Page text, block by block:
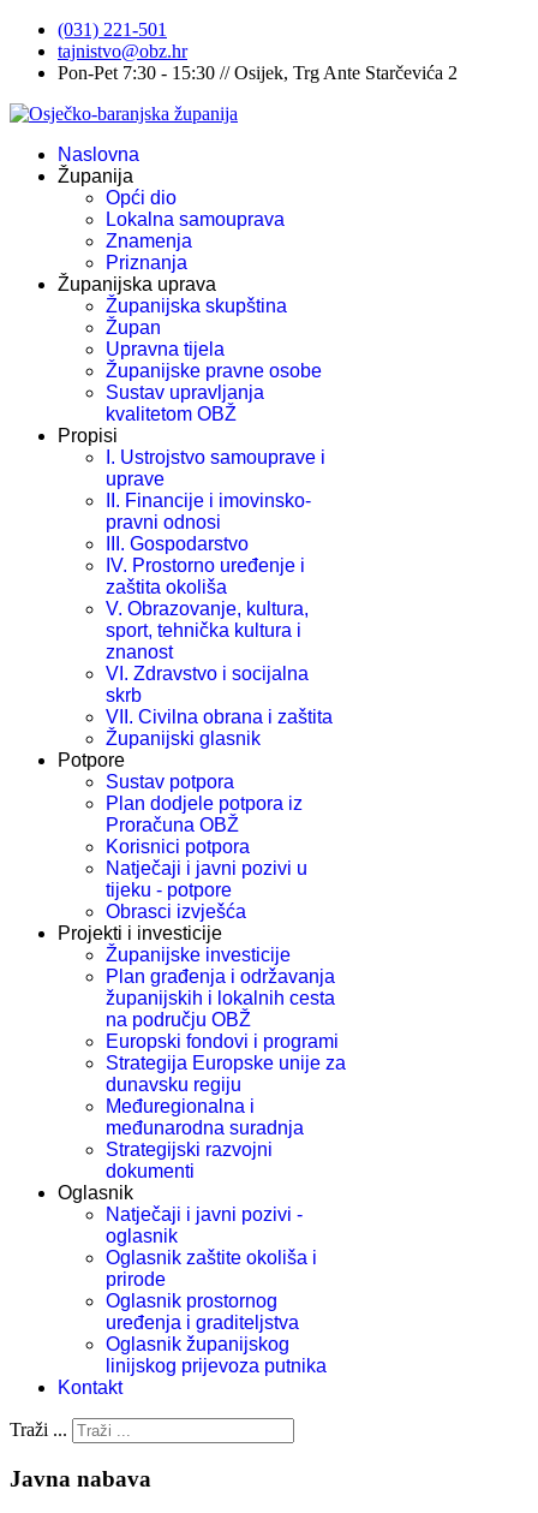
(031) 221-501
tajnistvo@obz.hr
Pon-Pet 7:30 - 15:30 // Osijek, Trg Ante Starčevića 2
Naslovna
Županija
Opći dio
Lokalna samouprava
Znamenja
Priznanja
Županijska uprava
Županijska skupština
Župan
Upravna tijela
Županijske pravne osobe
Sustav upravljanja
kvalitetom OBŽ
Propisi
I. Ustrojstvo samouprave i
uprave
II. Financije i imovinsko-
pravni odnosi
III. Gospodarstvo
IV. Prostorno uređenje i
zaštita okoliša
V. Obrazovanje, kultura,
sport, tehnička kultura i
znanost
VI. Zdravstvo i socijalna
skrb
VII. Civilna obrana i zaštita
Županijski glasnik
Potpore
Sustav potpora
Plan dodjele potpora iz
Proračuna OBŽ
Korisnici potpora
Natječaji i javni pozivi u
tijeku - potpore
Obrasci izvješća
Projekti i investicije
Županijske investicije
Plan građenja i održavanja
županijskih i lokalnih cesta
na području OBŽ
Europski fondovi i programi
Strategija Europske unije za
dunavsku regiju
Međuregionalna i
međunarodna suradnja
Strategijski razvojni
dokumenti
Oglasnik
Natječaji i javni pozivi -
oglasnik
Oglasnik zaštite okoliša i
prirode
Oglasnik prostornog
uređenja i graditeljstva
Oglasnik županijskog
linijskog prijevoza putnika
Kontakt
Traži ...
Javna nabava